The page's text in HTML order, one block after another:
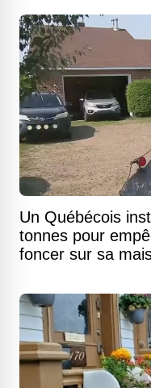
Un Québécois
tonnes pour
foncer sur sa